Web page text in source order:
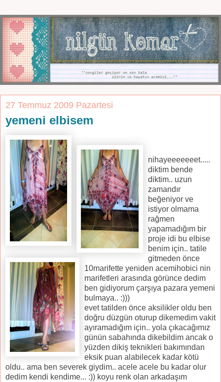
27 Temmuz 2009 Pazartesi
yemeni elbisem
nihayeeeeeeet.....
diktim bende
diktim.. uzun
zamandır
beğeniyor ve
istiyor olmama
rağmen
yapamadığım bir
proje idi bu elbise
benim için.. tatile
gitmeden önce
10marifette yeniden acemihobici nin
marifetleri arasında görünce dedim
ben gidiyorum çarşıya pazara yemeni
bulmaya.. :)))
evet tatilden önce aksilikler oldu ben
doğru düzgün oturup dikemedim vakit
ayıramadığım için.. yola çıkacağımız
günün sabahında dikebildim ancak o
yüzden dikiş teknikleri bakımından
eksik puan alabilecek kadar kötü
oldu.. ama ben severek giydim.. acele acele bu kadar olur
dedim kendi kendime... :)) koyu renk olan arkadaşım